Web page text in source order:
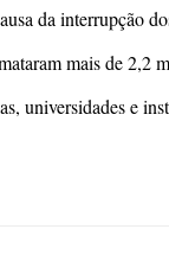
da interrupção
mais de 2,2
universidades e